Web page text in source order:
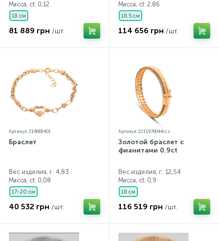
Масса, ct: 0,12
18 см
81 889 грн /шт.
Масса, ct: 2,86
18,5 см
114 656 грн /шт.
Артикул: 219688401
Браслет
Вес изделия, г.: 4,83
Масса, ct: 0,08
17-20 см
40 532 грн /шт.
Артикул: 2211976044ccz
Золотой браслет с
фианитами 0.9ct
Вес изделия, г.: 12,54
Масса, ct: 0,9
18 см
116 519 грн /шт.